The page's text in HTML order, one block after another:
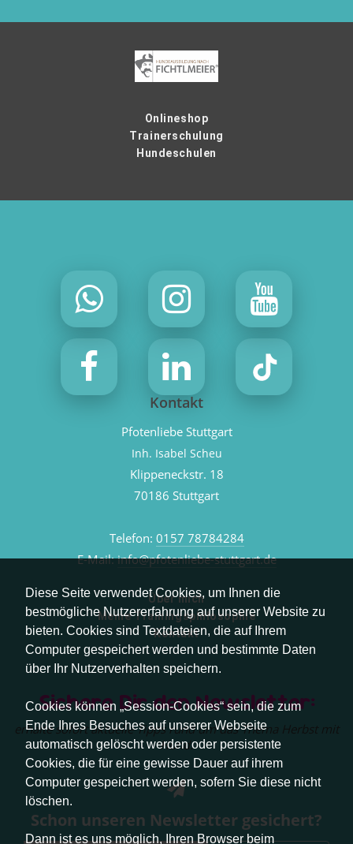
Diese Seite verwendet Cookies, um Ihnen die
bestmögliche Nutzererfahrung auf unserer Website zu
bieten. Cookies sind Textdateien, die auf Ihrem
Computer gespeichert werden und bestimmte Daten
über Ihr Nutzerverhalten speichern.
Cookies können „Session-Cookies“ sein, die zum
Ende Ihres Besuches auf unserer Webseite
automatisch gelöscht werden oder persistente
Cookies, die für eine gewisse Dauer auf ihrem
Computer gespeichert werden, sofern Sie diese nicht
löschen.
Dann ist es uns möglich, Ihren Browser beim
Onlineshop
Trainerschulung
Hundeschulen
Kontakt
Pfotenliebe Stuttgart
Inh. Isabel Scheu
Klippeneckstr. 18
70186 Stuttgart
Telefon: 0157 78784284
E-Mail:info@pfotenliebe-stuttgart.de
Über mich
Meine Trainingsphilosophie
Kontakt
Sichere Dir den Newsletter:
erhalte sofort aktuelle Tipps rund um das Thema Herbst mit
Hund.
Schon unseren Newsletter gesichert?